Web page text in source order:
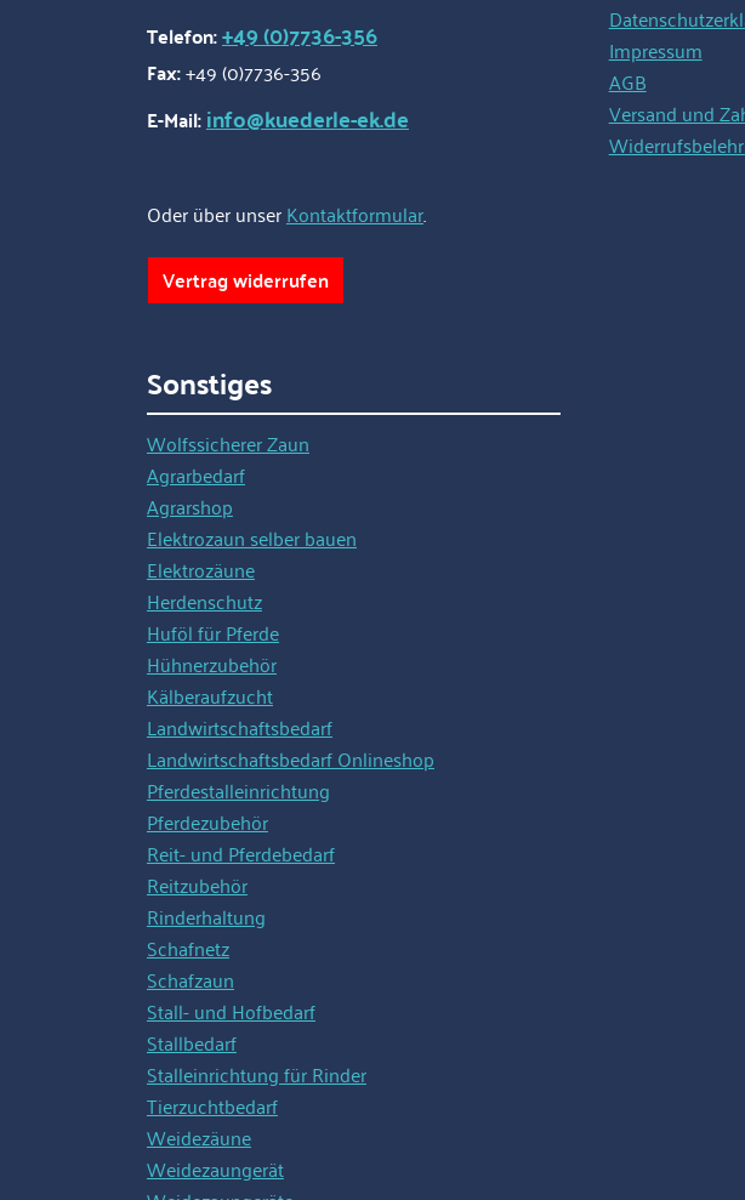
Telefon:+49 (0)7736-356
Fax:+49 (0)7736-356
E-Mail:info@kuederle-ek.de
Oder über unserKontaktformular.
Vertrag widerrufen
Impressum
AGB
Versand und
Sonstiges
Wolfssicherer Zaun
Agrarbedarf
Agrarshop
Elektrozaun selber bauen
Elektrozäune
Herdenschutz
Huföl für Pferde
Hühnerzubehör
Kälberaufzucht
Landwirtschaftsbedarf
Landwirtschaftsbedarf Onlineshop
Pferdestalleinrichtung
Pferdezubehör
Reit- und Pferdebedarf
Reitzubehör
Rinderhaltung
Schafnetz
Schafzaun
Stall- und Hofbedarf
Stallbedarf
Stalleinrichtung für Rinder
Tierzuchtbedarf
Weidezäune
Weidezaungerät